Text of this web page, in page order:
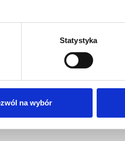
Statystyka
na wybór
7 lat